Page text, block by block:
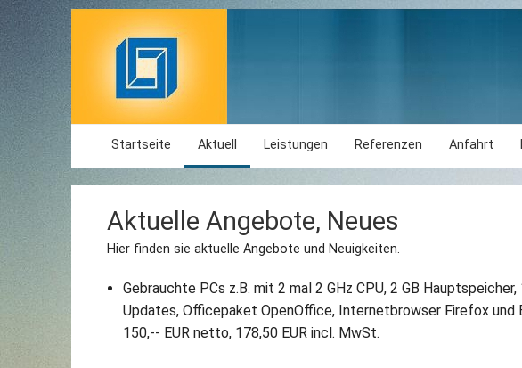
Startseite Aktuell Leistungen Referenzen Anfahrt
Aktuelle Angebote, Neues
Hier finden sie aktuelle Angebote und Neuigkeiten.
Gebrauchte PCs z.B. mit 2 mal 2 GHz CPU, 2 GB
Updates, Officepaket OpenOffice, Internetbrowser Firefox und
150,-- EUR netto, 178,50 EUR incl. MwSt.